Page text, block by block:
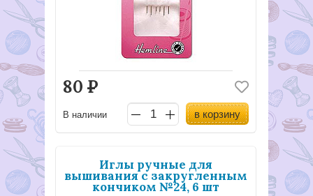
80 Р
В наличии в корзину
Иглы ручные для
вышивания с закругленным
кончиком №24, 6 шт